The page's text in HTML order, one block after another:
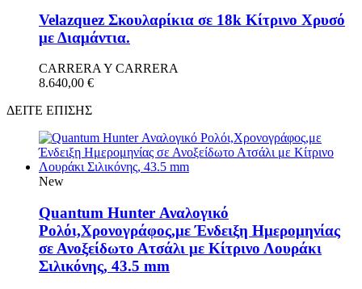
Velazquez Σκουλαρίκια σε 18k Κίτρινο Χρυσό
με Διαμάντια.
CARRERA Y CARRERA
8.640,00 €
ΔΕΙΤΕ ΕΠΙΣΗΣ
New
Quantum Hunter Αναλογικό
Ρολόι,Χρονογράφος,με Ένδειξη Ημερομηνίας
σε Ανοξείδωτο Ατσάλι με Κίτρινο Λουράκι
Σιλικόνης, 43.5 mm